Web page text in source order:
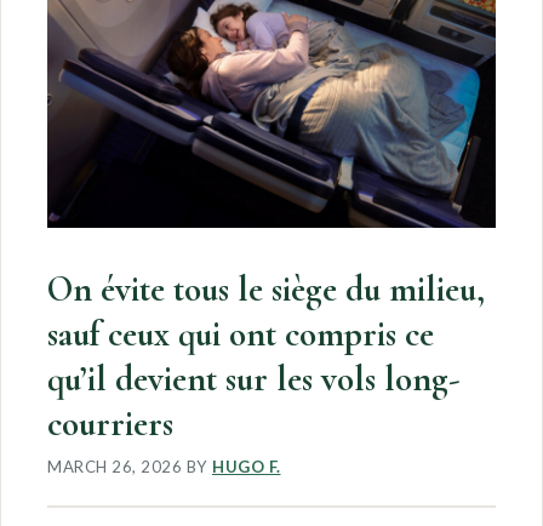
On évite tous le siège du milieu,
sauf ceux qui ont compris ce
qu’il devient sur les vols long-
courriers
MARCH 26, 2026 BY HUGO F.